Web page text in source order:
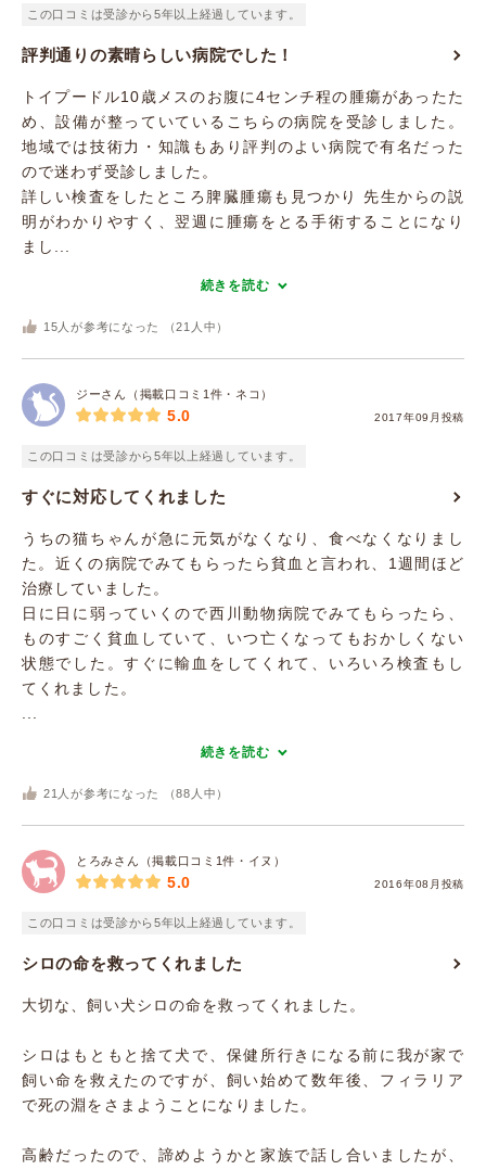
この口コミは受診から5年以上経過しています。
評判通りの素晴らしい病院でした！
トイプードル10歳メスのお腹に4センチ程の腫瘍があったた
め、設備が整っていているこちらの病院を受診しました。
地域では技術力・知識もあり評判のよい病院で有名だった
ので迷わず受診しました。
詳しい検査をしたところ脾臓腫瘍も見つかり 先生からの説
明がわかりやすく、翌週に腫瘍をとる手術することになり
まし...
続きを読む
15 人が参考になった （21 人中）
ジーさん（掲載口コミ1件・ネコ）
2017年09月投稿
5.0
この口コミは受診から5年以上経過しています。
すぐに対応してくれました
うちの猫ちゃんが急に元気がなくなり、食べなくなりまし
た。近くの病院でみてもらったら貧血と言われ、1週間ほど
治療していました。
日に日に弱っていくので西川動物病院でみてもらったら、
ものすごく貧血していて、いつ亡くなってもおかしくない
状態でした。すぐに輸血をしてくれて、いろいろ検査もし
てくれました。
続きを読む
21 人が参考になった （88 人中）
とろみさん（掲載口コミ1件・イヌ）
2016年08月投稿
5.0
この口コミは受診から5年以上経過しています。
シロの命を救ってくれました
大切な、飼い犬シロの命を救ってくれました。
シロはもともと捨て犬で、保健所行きになる前に我が家で
飼い命を救えたのですが、飼い始めて数年後、フィラリア
で死の淵をさまようことになりました。
高齢だったので、諦めようかと家族で話し合いましたが、